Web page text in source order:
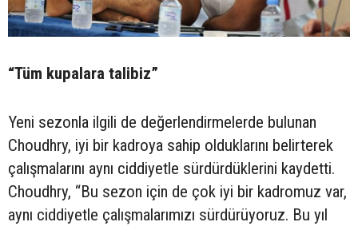
“Tüm kupalara talibiz”
Yeni sezonla ilgili de değerlendirmelerde bulunan
Choudhry, iyi bir kadroya sahip olduklarını belirterek
çalışmalarını aynı ciddiyetle sürdürdüklerini kaydetti.
Choudhry, “Bu sezon için de çok iyi bir kadromuz var,
aynı ciddiyetle çalışmalarımızı sürdürüyoruz. Bu yıl